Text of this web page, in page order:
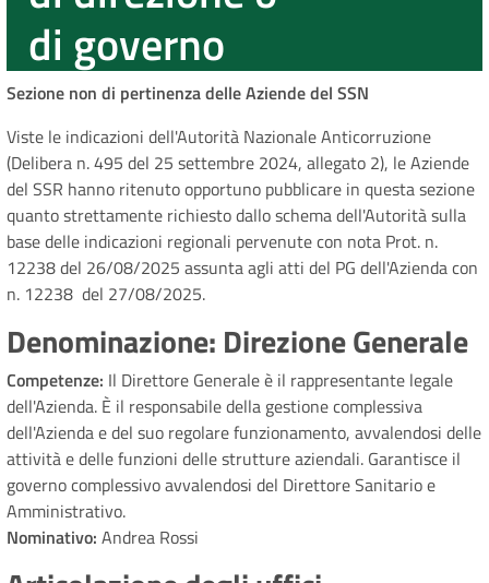
di governo
Sezione non di pertinenza delle Aziende del SSN
Viste le indicazioni dell'Autorità Nazionale Anticorruzione
(Delibera n. 495 del 25 settembre 2024, allegato 2), le Aziende
del SSR hanno ritenuto opportuno pubblicare in questa sezione
quanto strettamente richiesto dallo schema dell'Autorità sulla
base delle indicazioni regionali pervenute con nota Prot. n.
12238 del 26/08/2025 assunta agli atti del PG dell'Azienda con
n. 12238 del 27/08/2025.
Denominazione: Direzione Generale
Competenze: Il Direttore Generale è il rappresentante legale
dell'Azienda. È il responsabile della gestione complessiva
dell'Azienda e del suo regolare funzionamento, avvalendosi delle
attività e delle funzioni delle strutture aziendali. Garantisce il
governo complessivo avvalendosi del Direttore Sanitario e
Amministrativo.
Nominativo: Andrea Rossi